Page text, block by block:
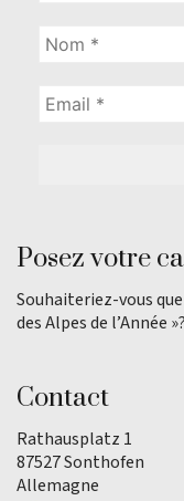
Posez votre
Souhaiteriez-vous
des Alpes de l’Année
Contact
Rathausplatz 1
87527 Sonthofen
Allemagne